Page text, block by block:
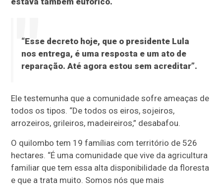
“Esse decreto hoje, que o presidente Lula
nos entrega, é uma resposta e um ato de
reparação. Até agora estou sem acreditar”.
Ele testemunha que a comunidade sofre ameaças de
todos os tipos. “De todos os eiros, sojeiros,
arrozeiros, grileiros, madeireiros,” desabafou.
O quilombo tem 19 famílias com território de 526
hectares. “É uma comunidade que vive da agricultura
familiar que tem essa alta disponibilidade da floresta
e que a trata muito. Somos nós que mais